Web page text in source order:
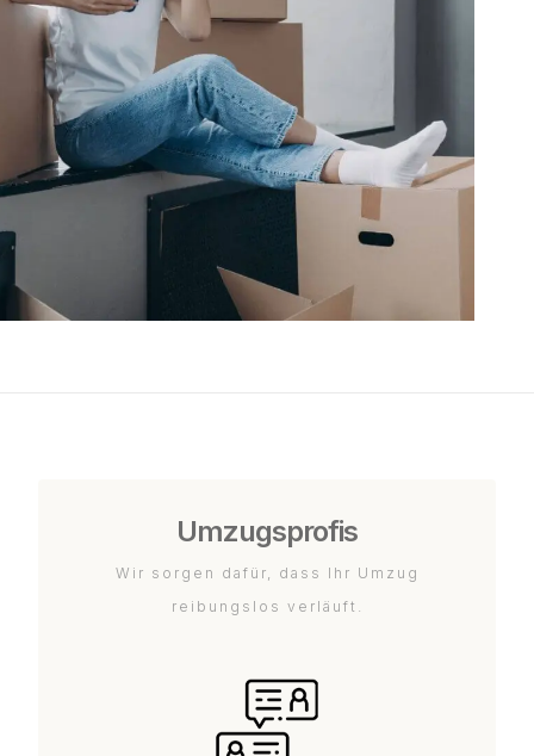
Umzugsprofis
Wir sorgen dafür, dass Ihr Umzug
reibungslos verläuft.